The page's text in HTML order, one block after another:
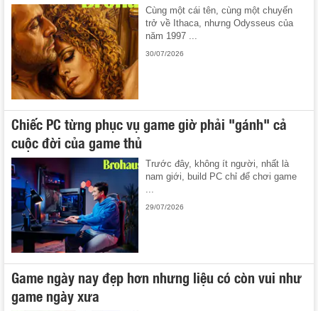
Cùng một cái tên, cùng một chuyến
trở về Ithaca, nhưng Odysseus của
năm 1997 ...
30/07/2026
Chiếc PC từng phục vụ game giờ phải "gánh" cả
cuộc đời của game thủ
Trước đây, không ít người, nhất là
nam giới, build PC chỉ để chơi game
29/07/2026
Game ngày nay đẹp hơn nhưng liệu có còn vui như
game ngày xưa